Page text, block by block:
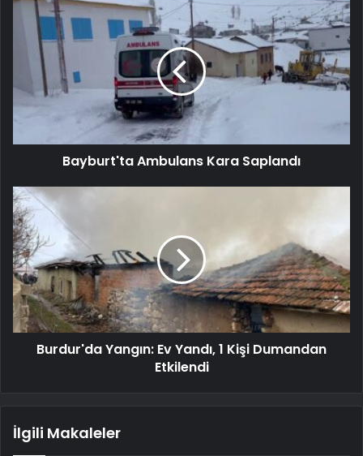
Bayburt'ta Ambulans Kara Saplandı
Burdur'da Yangın: Ev Yandı, 1 Kişi Dumandan
Etkilendi
İlgili Makaleler